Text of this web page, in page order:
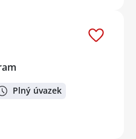
Plný úvazek